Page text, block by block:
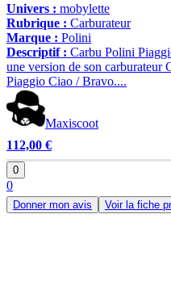
Univers : mobylette
Rubrique : Carburateur
Marque : Polini
Descriptif : Carbu Polini
une version de son carburateur
Piaggio Ciao / Bravo....
Maxiscoot
112,00 €
0
0
Donner mon avis Voir la fiche